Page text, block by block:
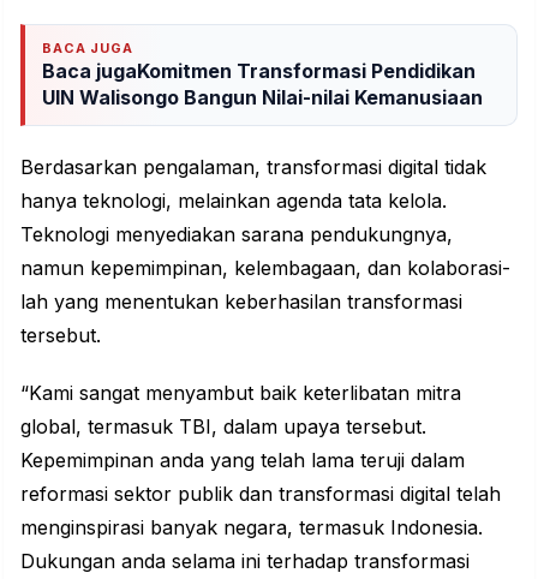
BACA JUGA
Baca jugaKomitmen Transformasi Pendidikan
UIN Walisongo Bangun Nilai-nilai Kemanusiaan
Berdasarkan pengalaman, transformasi digital tidak
hanya teknologi, melainkan agenda tata kelola.
Teknologi menyediakan sarana pendukungnya,
namun kepemimpinan, kelembagaan, dan kolaborasi-
lah yang menentukan keberhasilan transformasi
tersebut.
“Kami sangat menyambut baik keterlibatan mitra
global, termasuk TBI, dalam upaya tersebut.
Kepemimpinan anda yang telah lama teruji dalam
reformasi sektor publik dan transformasi digital telah
menginspirasi banyak negara, termasuk Indonesia.
Dukungan anda selama ini terhadap transformasi